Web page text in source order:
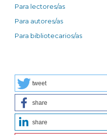
Para lectores/as
Para autores/as
Para bibliotecarios/as
tweet
share
share